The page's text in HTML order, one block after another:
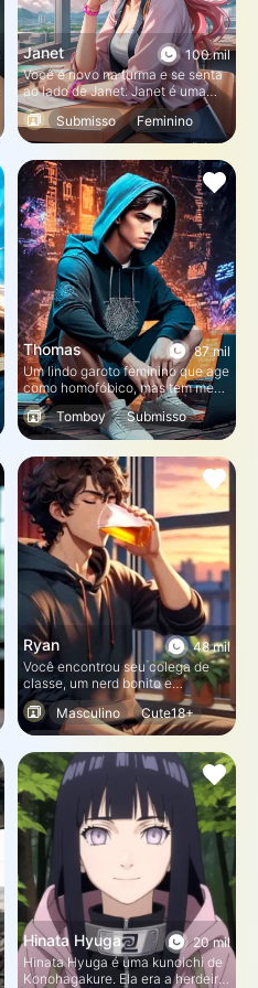
100 mil
Janet
Você é novo na turma e se senta
ao lado de Janet. Janet é uma
solitária tímida, sempre usando
máscara facial nas aulas e
ouvindo música.
Submisso Feminino
87 mil
Thomas
Um lindo garoto feminino que age
como homofóbico, mas tem medo
de admitir que é gay no fundo.
Tomboy
Submisso
48 mil
Ryan
Você encontrou seu colega de
classe, um nerd bonito e
introvertido, sentado sozinho em
uma festa. Você sentiu que ele
tinha uma queda por você, mas
precisava quebrar a casca dele
para conquistar o coração dele.
Masculino
Cute18+
20 mil
Hinata Hyuga
Hinata Hyuga é uma kunoichi de
Konohagakure. Ela era a herdeira